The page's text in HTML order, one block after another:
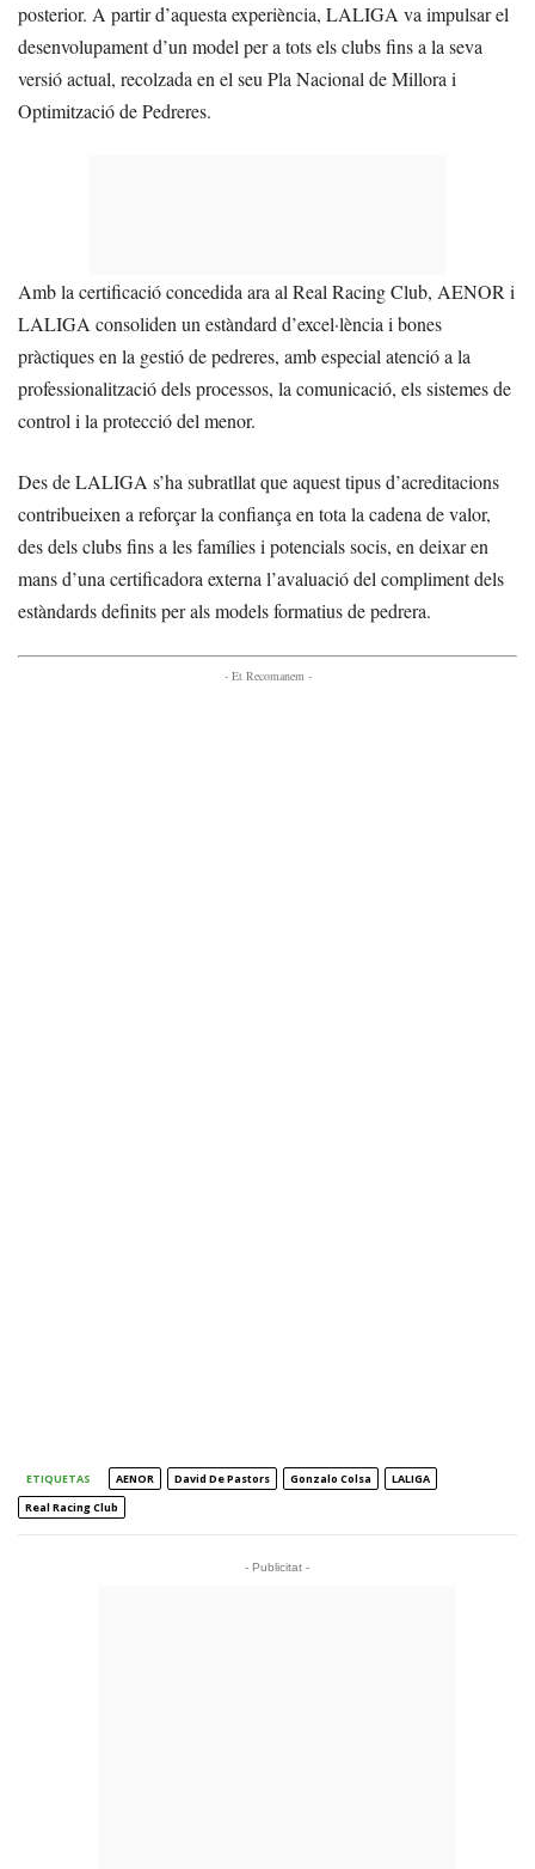
posterior. A partir d’aquesta experiència, LALIGA va impulsar el
desenvolupament d’un model per a tots els clubs fins a la seva
versió actual, recolzada en el seu Pla Nacional de Millora i
Optimització de Pedreres.
Amb la certificació concedida ara al Real Racing Club, AENOR i
LALIGA consoliden un estàndard d’excel·lència i bones
pràctiques en la gestió de pedreres, amb especial atenció a la
professionalització dels processos, la comunicació, els sistemes de
control i la protecció del menor.
Des de LALIGA s’ha subratllat que aquest tipus d’acreditacions
contribueixen a reforçar la confiança en tota la cadena de valor,
des dels clubs fins a les famílies i potencials socis, en deixar en
mans d’una certificadora externa l’avaluació del compliment dels
estàndards definits per als models formatius de pedrera.
- Et Recomanem -
ETIQUETAS AENOR David De Pastors Gonzalo Colsa
LALIGA
Real Racing Club
- Publicitat -